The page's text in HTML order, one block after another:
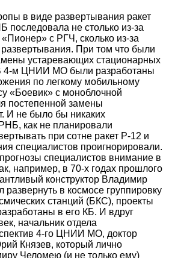
в виде развертывания ракет
не столько из-за
с РГЧ, сколько из-за
При том что были
устаревающих стационарных
4-м ЦНИИ МО были разработаны
по легкому мобильному
«Боевик» с моноблочной
постепенной замены
И не было бы никаких
как не планировали
при сотне ракет Р-12 и
специалистов проигнорировали.
специалистов внимание в
например, в 70-х годах прошлого
конструктор Владимир
в космосе группировку
станций (БКС), проекты
в его КБ. И вдруг
начальник отдела
4-го ЦНИИ МО, доктор
Князев, который лично
Челомею (и не только ему)